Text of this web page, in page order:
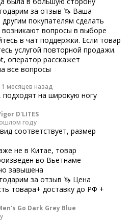
за отзыв 🦄 Ваша
покупателям сделать
вопросы в выборе
в чат поддержки. Если товар
услугой повторной продажи.
оператор расскажет
все вопросы
месяцев назад
подходят на широкую ногу
D'LITES
году
соответствует, размер
не в Китае, товар
во Вьетнаме
завышена
за отзыв 🦄 Цена
товара+ доставку до РФ +
Go Dark Grey Blue